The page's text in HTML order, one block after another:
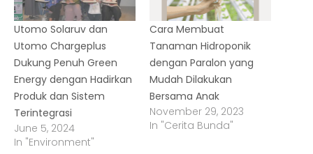
Utomo Solaruv dan
Utomo Chargeplus
Dukung Penuh Green
Energy dengan Hadirkan
Produk dan Sistem
Terintegrasi
June 5, 2024
In "Environment"
Cara Membuat
Tanaman Hidroponik
dengan Paralon yang
Mudah Dilakukan
Bersama Anak
November 29, 2023
In "Cerita Bunda"